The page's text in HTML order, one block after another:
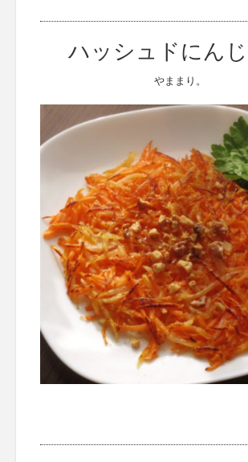
ハッシュドにんじ
やままり。